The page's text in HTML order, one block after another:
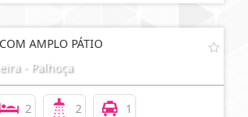
AMPLO PÁTIO
- Palhoça
2 2 1